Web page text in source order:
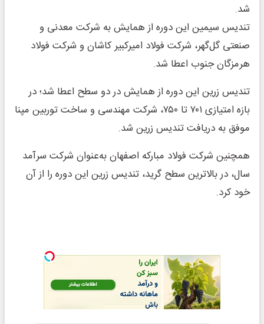
شد.
تندیس سیمین این دوره از همایش به شرکت معدنی و
صنعتی گل‌گهر، شرکت فولاد امیرکبیر کاشان و شرکت فولاد
هرمزگان جنوب اعطا شد.
تندیس زرین این دوره از همایش در دو سطح اعطا شد؛ در
بازه امتیازی ۷۰۱ تا ۷۵۰، شرکت مهندسی و ساخت توربین مپنا
موفق به دریافت تندیس زرین شد.
همچنین شرکت فولاد مبارکه اصفهان به‌عنوان شرکت سرآمد
سال، در بالاترین سطح گرید، تندیس زرین این دوره را از آن
خود کرد.